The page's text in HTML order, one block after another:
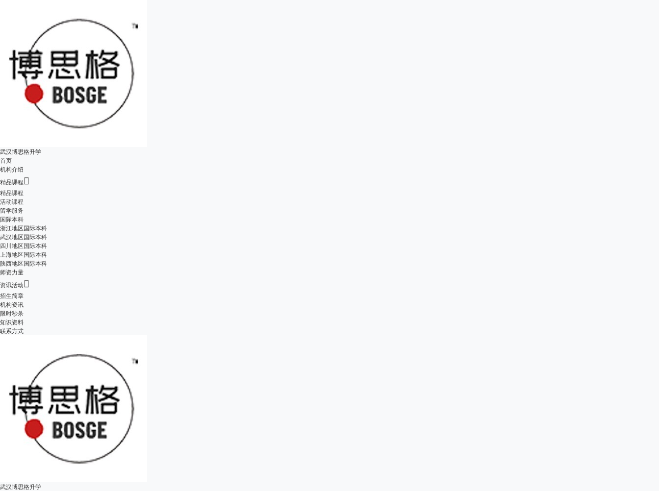
武汉博思格升学
首页
机构介绍
精品课程
精品课程
活动课程
留学服务
国际本科
浙江地区国际本科
武汉地区国际本科
四川地区国际本科
上海地区国际本科
陕西地区国际本科
师资力量
资讯活动
招生简章
机构资讯
限时秒杀
知识资料
联系方式
武汉博思格升学